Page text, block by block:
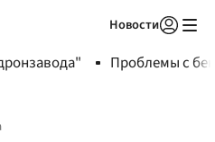
Новости
Проблемы с